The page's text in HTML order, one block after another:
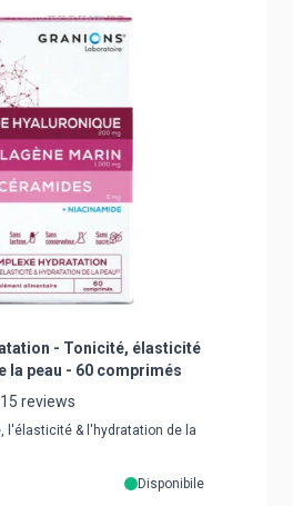
- Tonicité, élasticité
la peau - 60 comprimés
15 reviews
l'élasticité & l'hydratation de la
Disponibile